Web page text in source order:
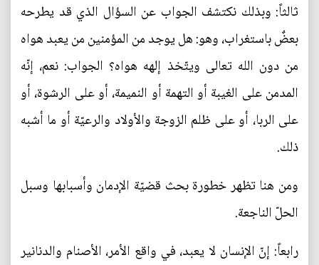
ثالثاً: وبذلك نكتشف الجواب عن السؤال الذي قد يطرحه
بعضٌ باستغراب، وهو: هل يوجد من المؤمنين من يعبد هواه
من دون الله تعالى ويتّخذ إلهه هواه؟ الجواب: نعم، إنّه
المدمن على الغيبة أو التهمة أو النميمة، أو على الرشوة، أو
على الربا، أو على ظلم الزوجة والأولاد والرعيّة أو ما أشبه
ذلك.
ومن هنا تظهر خطورة بحث قضيّة الإدمان وأسبابها وسبل
الحلّ الناجعة.
رابعاً: إنّ الإنسان لا يعبد، في واقع الأمر، الأصنام والدنانير